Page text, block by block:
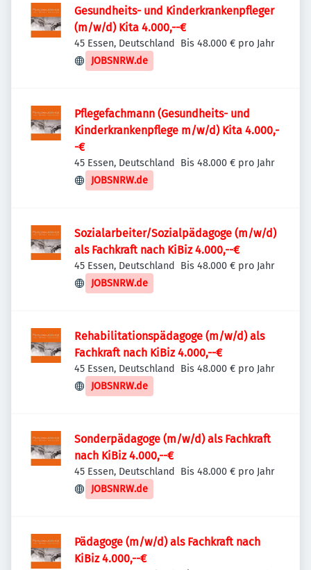
Gesundheits- und Kinderkrankenpfleger
(m/w/d) Kita 4.000,--€
45 Essen, Deutschland
Bis 48.000 € pro Jahr
JOBSNRW.de
Pflegefachmann (Gesundheits- und
Kinderkrankenpflege m/w/d) Kita 4.000,-
-€
45 Essen, Deutschland
Bis 48.000 € pro Jahr
JOBSNRW.de
Sozialarbeiter/Sozialpädagoge (m/w/d)
als Fachkraft nach KiBiz 4.000,--€
45 Essen, Deutschland
Bis 48.000 € pro Jahr
JOBSNRW.de
Rehabilitationspädagoge (m/w/d) als
Fachkraft nach KiBiz 4.000,--€
45 Essen, Deutschland
Bis 48.000 € pro Jahr
JOBSNRW.de
Sonderpädagoge (m/w/d) als Fachkraft
nach KiBiz 4.000,--€
45 Essen, Deutschland
Bis 48.000 € pro Jahr
JOBSNRW.de
Pädagoge (m/w/d) als Fachkraft nach
KiBiz 4.000,--€